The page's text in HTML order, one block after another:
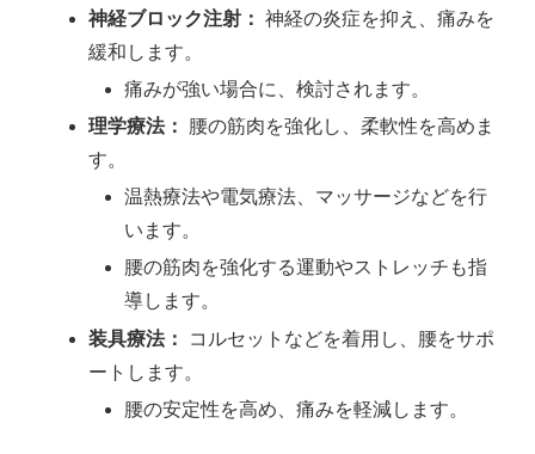
神経ブロック注射： 神経の炎症を抑え、痛みを
緩和します。
痛みが強い場合に、検討されます。
理学療法：
腰の筋肉を強化し、柔軟性を高めま
す。
温熱療法や電気療法、マッサージなどを行
います。
腰の筋肉を強化する運動やストレッチも指
導します。
装具療法：
コルセットなどを着用し、腰をサポ
ートします。
腰の安定性を高め、痛みを軽減します。